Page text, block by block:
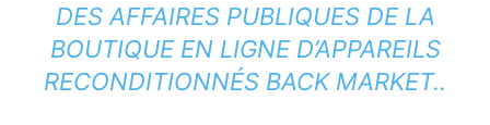
DES AFFAIRES PUBLIQUES DE LA
BOUTIQUE EN LIGNE D’APPAREILS
RECONDITIONNÉS BACK MARKET..